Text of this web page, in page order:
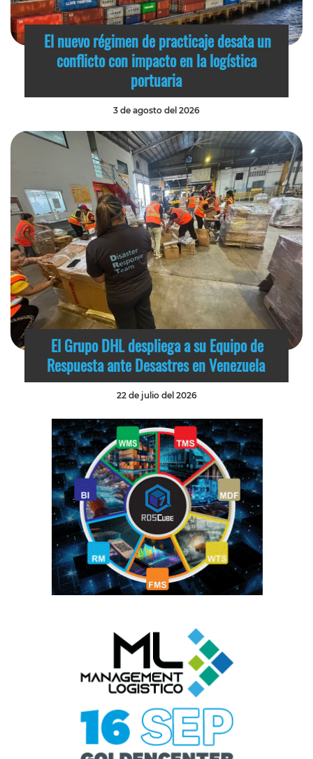
El nuevo régimen de practicaje desata un
conflicto con impacto en la logística
portuaria
3 de agosto del 2026
El Grupo DHL despliega a su Equipo de
Respuesta ante Desastres en Venezuela
22 de julio del 2026